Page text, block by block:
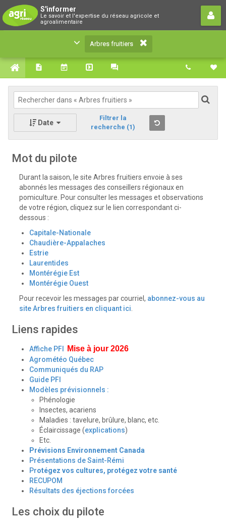
S'informer
Le savoir et l'expertise du réseau agricole et
agroalimentaire
Arbres fruitiers
Le savoir et l'expertise du réseau agricole et
agroalimentaire
Arbres fruitiers
Date
Filtrer la
recherche (1)
Mot du pilote
Durant la saison, le site Arbres fruitiers envoie à ses
abonnés les messages des conseillers régionaux en
pomiculture. Pour consulter les messages et observations
de votre région, cliquez sur le lien correspondant ci-
dessous :
Capitale-Nationale
Chaudière-Appalaches
Estrie
Laurentides
Montérégie Est
Montérégie Ouest
Pour recevoir les messages par courriel, abonnez-vous au
site Arbres fruitiers en cliquant ici
Liens rapides
Affiche PFI Mise à jour 2026
Agrométéo Québec
Communiqués du RAP
Guide PFI
Modèles prévisionnels :
Phénologie
Insectes, acariens
Maladies : tavelure, brûlure, blanc, etc.
Éclaircissage (explications)
Etc.
Prévisions Environnement Canada
Présentations de Saint-Rémi
Protégez vos cultures, protégez votre santé
RECUPOM
Résultats des éjections forcées
Les choix du pilote